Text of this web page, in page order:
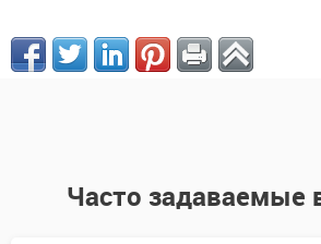
Часто задаваемые